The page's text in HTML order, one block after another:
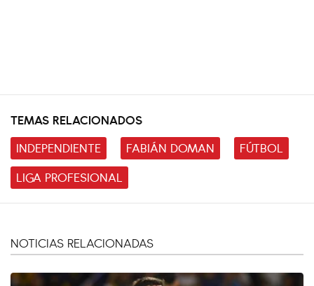
TEMAS RELACIONADOS
INDEPENDIENTE
FABIÁN DOMAN
FÚTBOL
LIGA PROFESIONAL
NOTICIAS RELACIONADAS